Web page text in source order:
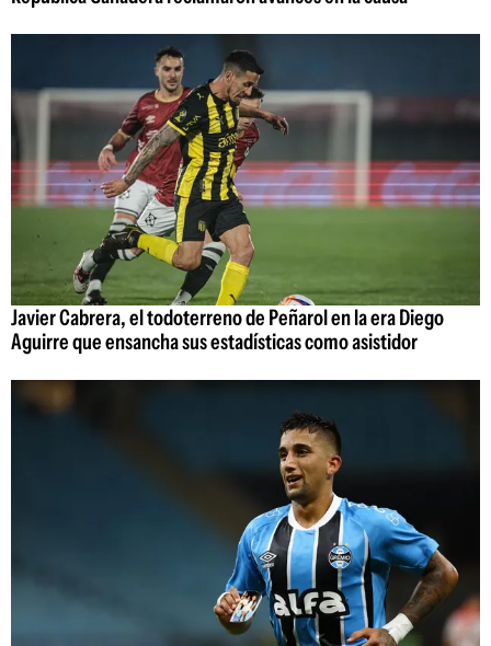
Javier Cabrera, el todoterreno de Peñarol en la era Diego
Aguirre que ensancha sus estadísticas como asistidor